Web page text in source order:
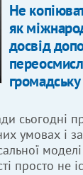
Не
як
досвід
громадську
сьогодні
умовах і
моделі
просто не